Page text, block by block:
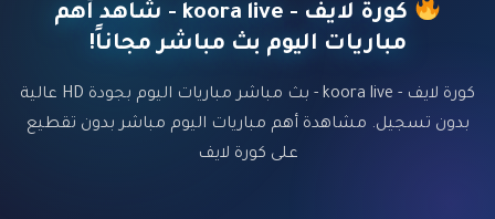
كورة لايف - koora live - شاهد أهم
مباريات اليوم بث مباشر مجاناً!
كورة لايف - koora live - بث مباشر مباريات اليوم بجودة HD عالية
بدون تسجيل. مشاهدة أهم مباريات اليوم مباشر بدون تقطيع
على كورة لايف